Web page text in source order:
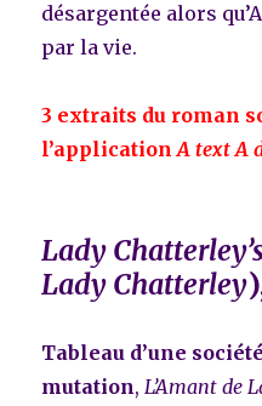
désargentée alors
par la vie.
3 extraits du roman
l’applicationA text A
Lady
Lady Chatterley
Tableau d’une
mutation,L’Amant de